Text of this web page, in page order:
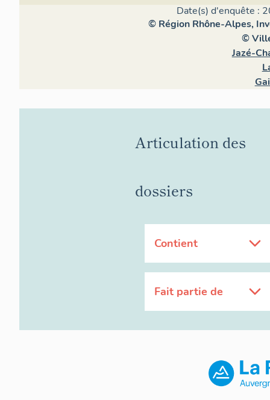
Date(s) d'enquête :
© Région Rhône-Alpes,
©
Jazé-
Articulation des
dossiers
Contient
Fait partie de